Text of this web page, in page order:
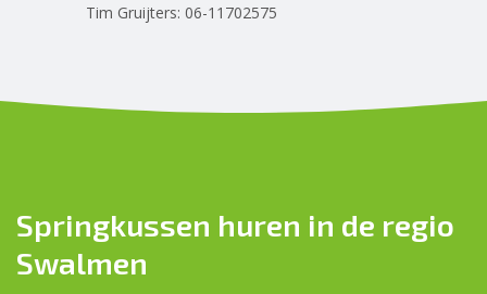
Tim Gruijters: 06-11702575
Springkussen huren in de regio
Swalmen